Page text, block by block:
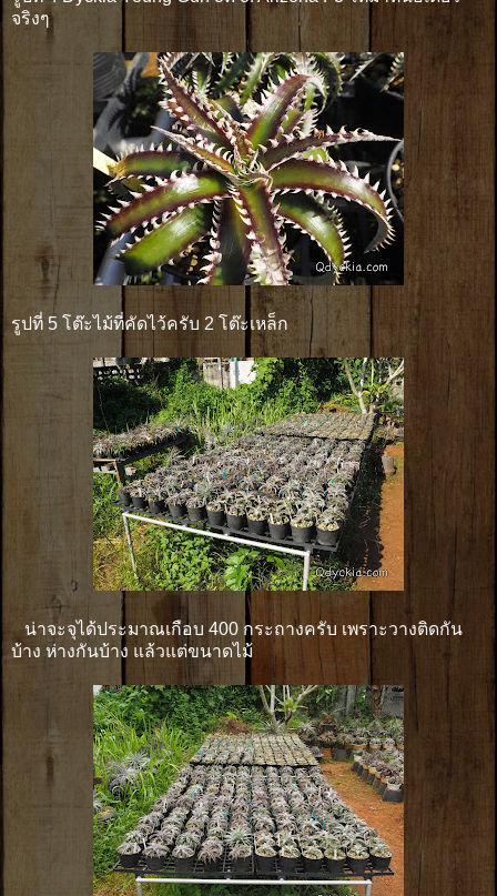
จริงๆ
รูปที่ 5 โต๊ะไม้ที่คัดไว้ครับ 2 โต๊ะเหล็ก
น่าจะจุได้ประมาณเกือบ 400 กระถางครับ เพราะวางติดกัน
บ้าง ห่างกันบ้าง แล้วแต่ขนาดไม้